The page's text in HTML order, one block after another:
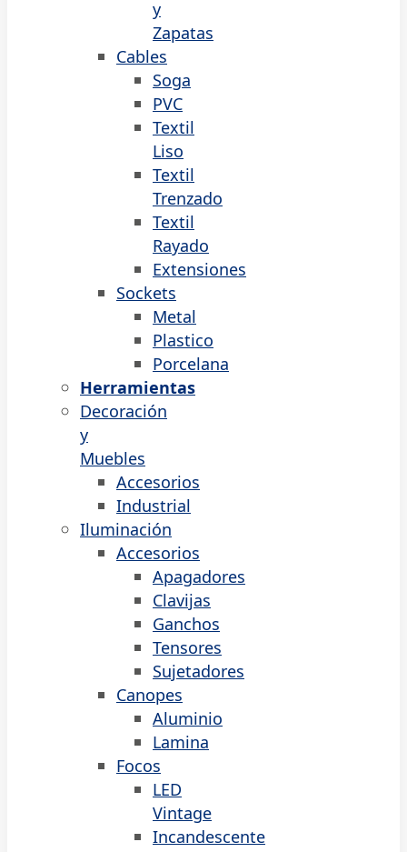
y
Zapatas
Cables
Soga
PVC
Textil
Liso
Textil
Trenzado
Textil
Rayado
Extensiones
Sockets
Metal
Plastico
Porcelana
Herramientas
Decoración
y
Muebles
Accesorios
Industrial
Iluminación
Accesorios
Apagadores
Clavijas
Ganchos
Tensores
Sujetadores
Canopes
Aluminio
Lamina
Focos
LED
Vintage
Incandescente